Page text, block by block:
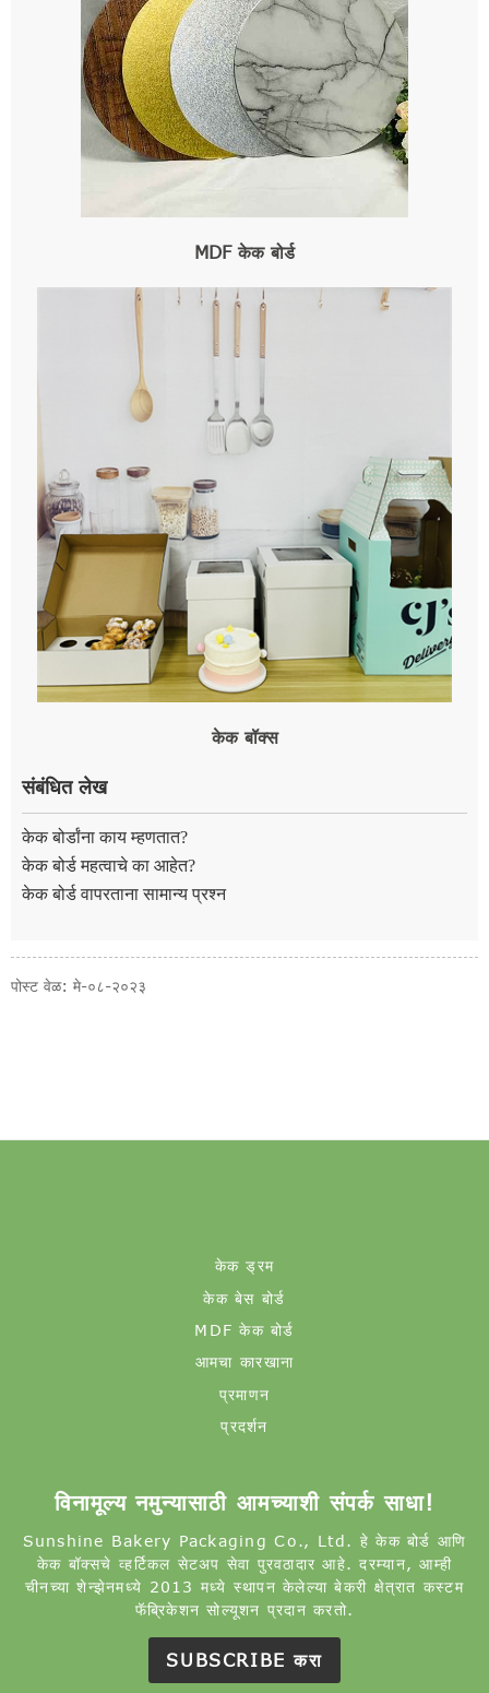
MDF केक बोर्ड
केक बॉक्स
संबंधित लेख
केक बोर्डांना काय म्हणतात?
केक बोर्ड महत्वाचे का आहेत?
केक बोर्ड वापरताना सामान्य प्रश्न
पोस्ट वेळ: मे-०८-२०२३
केक ड्रम
केक बेस बोर्ड
MDF केक बोर्ड
आमचा कारखाना
प्रमाणन
प्रदर्शन
विनामूल्य नमुन्यासाठी आमच्याशी संपर्क साधा!
Sunshine Bakery Packaging Co., Ltd. हे केक बोर्ड आणि
केक बॉक्सचे व्हर्टिकल सेटअप सेवा पुरवठादार आहे. दरम्यान, आम्ही
चीनच्या शेन्झेनमध्ये 2013 मध्ये स्थापन केलेल्या बेकरी क्षेत्रात कस्टम
फॅब्रिकेशन सोल्यूशन प्रदान करतो.
SUBSCRIBE करा